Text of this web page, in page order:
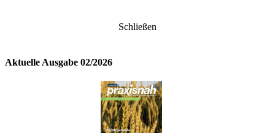
Schließen
Aktuelle Ausgabe 02/2026